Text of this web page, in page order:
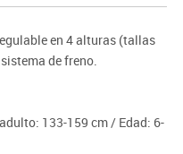
en 4 alturas (tallas
de freno.
133-159 cm / Edad: 6-